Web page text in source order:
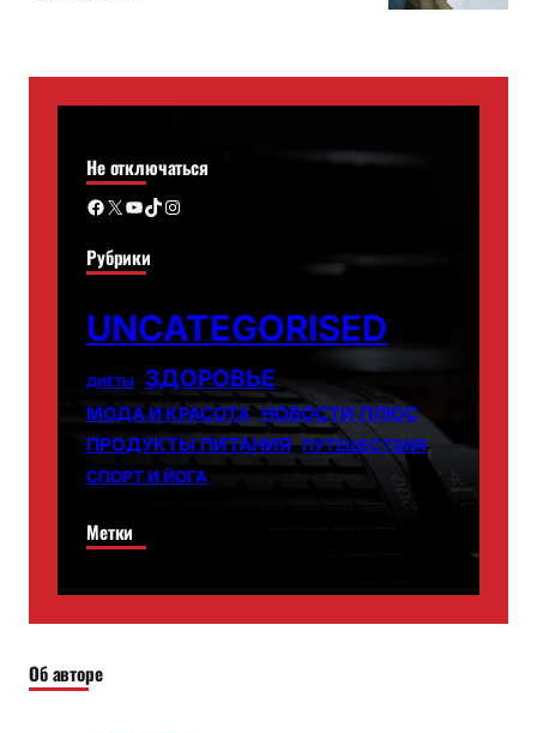
Не отключаться
Facebook X YouTube TikTok Instagram
Рубрики
UNCATEGORISED
ДИЕТЫ ЗДОРОВЬЕ
МОДА И КРАСОТА НОВОСТИ ПЛЮС
ПРОДУКТЫ ПИТАНИЯ ПУТЕШЕСТВИЯ
СПОРТ И ЙОГА
Метки
Об авторе